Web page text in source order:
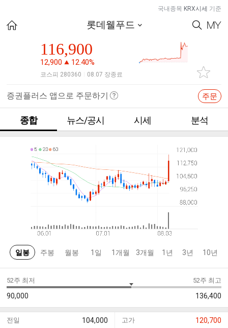
국내종목 KRX시세 기준
롯데웰푸드
116,900
12,900 12.40%
코스피 280360 08.07 장종료
증권플러스 앱으로 주문하기 주문
종합 뉴스/공시 시세 분석
일봉 주봉 월봉 1일 1개월 3개월 1년 3년 10년
52주 최저
90,000
52주 최고
136,400
전일 104,000 고가 120,700